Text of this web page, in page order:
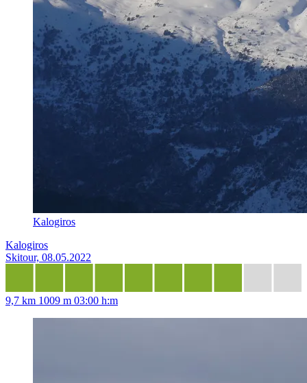
Kalogiros
Kalogiros
Skitour, 08.05.2022
9,7 km 1009 m 03:00 h:m